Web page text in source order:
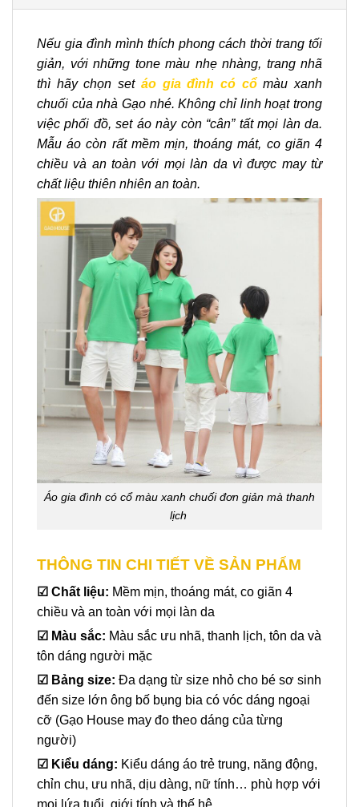
Nếu gia đình mình thích phong cách thời trang tối
giản, với những tone màu nhẹ nhàng, trang nhã
thì hãy chọn set áo gia đình có cổmàu xanh
chuối của nhà Gạo nhé. Không chỉ linh hoạt trong
việc phối đồ, set áo này còn “cân” tất mọi làn da.
Mẫu áo còn rất mềm mịn, thoáng mát, co giãn 4
chiều và an toàn với mọi làn da vì được may từ
chất liệu thiên nhiên an toàn.
Áo gia đình có cổ màu xanh chuối đơn giản mà thanh
lịch
THÔNG TIN CHI TIẾT VỀ SẢN PHẨM
☑ Chất liệu: Mềm mịn, thoáng mát, co giãn 4
chiều và an toàn với mọi làn da
☑ Màu sắc: Màu sắc ưu nhã, thanh lịch, tôn da và
tôn dáng người mặc
☑ Bảng size: Đa dạng từ size nhỏ cho bé sơ sinh
đến size lớn ông bố bụng bia có vóc dáng ngoại
cỡ (Gạo House may đo theo dáng của từng
người)
☑ Kiểu dáng: Kiểu dáng áo trẻ trung, năng động,
chỉn chu, ưu nhã, dịu dàng, nữ tính… phù hợp với
mọi lứa tuổi, giới tính và thế hệ.